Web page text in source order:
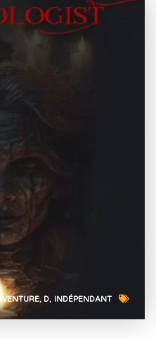
D INDÉPENDANT